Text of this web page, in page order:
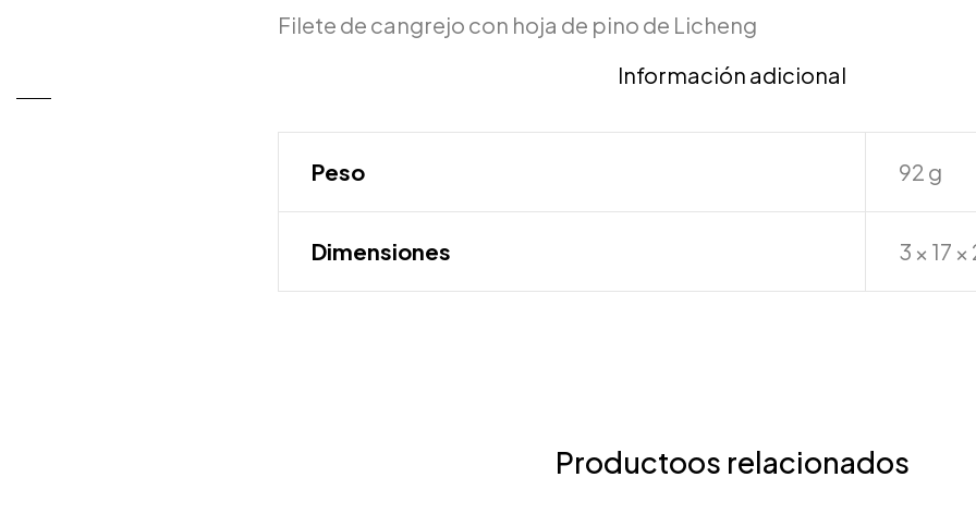
Filete de cangrejo con hoja de pino de Licheng
Información adicional
Peso 92 g
Dimensiones 3 × 17
Productoos relacionados